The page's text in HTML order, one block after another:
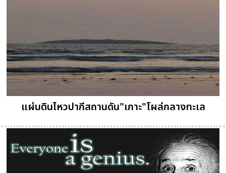
แผ่นดินไหวปากีสถานดัน"เกาะ"โผล่กลางทะเล